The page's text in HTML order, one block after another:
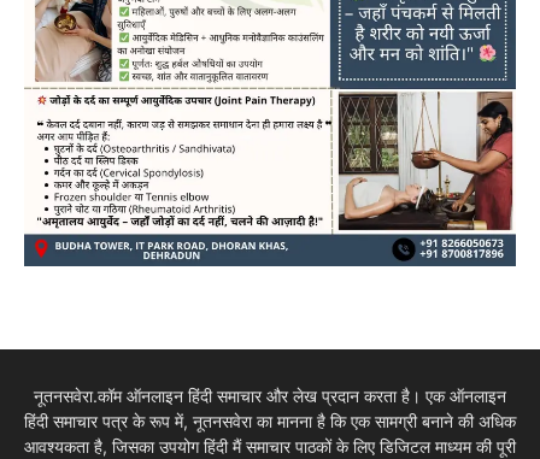
नूतनसवेरा.कॉम ऑनलाइन हिंदी समाचार और लेख प्रदान करता है। एक ऑनलाइन
हिंदी समाचार पत्र के रूप में, नूतनसवेरा का मानना है कि एक सामग्री बनाने की अधिक
आवश्यकता है, जिसका उपयोग हिंदी मैं समाचार पाठकों के लिए डिजिटल माध्यम की पूरी